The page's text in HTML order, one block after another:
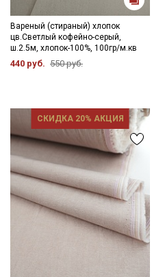
Вареный (стираный) хлопок
цв.Светлый кофейно-серый,
ш.2.5м, хлопок-100%, 100гр/м.кв
440 руб. 550 руб.
СКИДКА 20% АКЦИЯ